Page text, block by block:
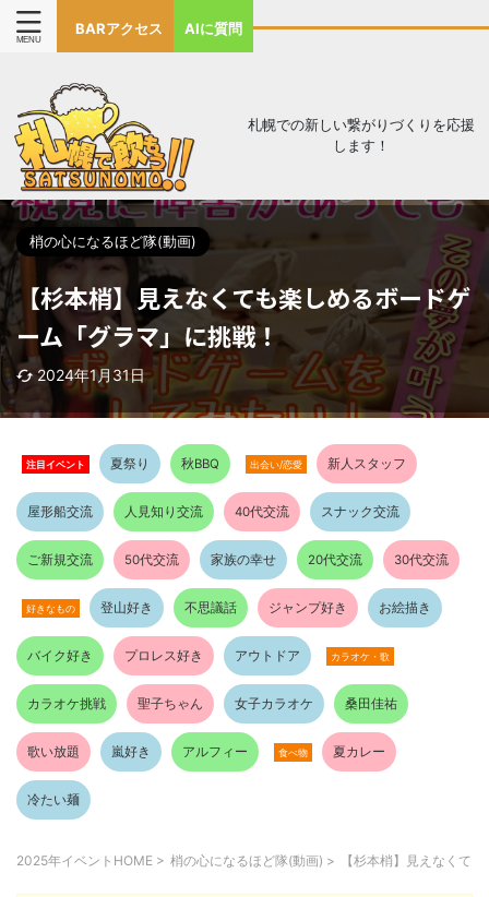
BARアクセス AIに質問
札幌での新しい繋がりづくりを応援
します！
梢の心になるほど隊(動画)
【杉本梢】見えなくても楽しめるボードゲ
ーム「グラマ」に挑戦！
2024年1月31日
注目イベント 夏祭り 秋BBQ 出会い/恋愛 新人スタッフ
屋形船交流 人見知り交流 40代交流 スナック交流
ご新規交流 50代交流 家族の幸せ 20代交流 30代交流
好きなもの 登山好き 不思議話 ジャンプ好き お絵描き
バイク好き プロレス好き アウトドア カラオケ・歌
カラオケ挑戦 聖子ちゃん 女子カラオケ 桑田佳祐
歌い放題 嵐好き アルフィー 食べ物 夏カレー
冷たい麺
2025年イベントHOME > 梢の心になるほど隊(動画) > 【杉本梢】見えなくて